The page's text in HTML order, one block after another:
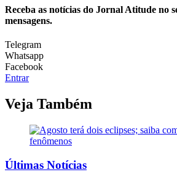
Receba as notícias do Jornal Atitude no
mensagens.
Telegram
Whatsapp
Facebook
Entrar
Veja Também
Últimas Notícias